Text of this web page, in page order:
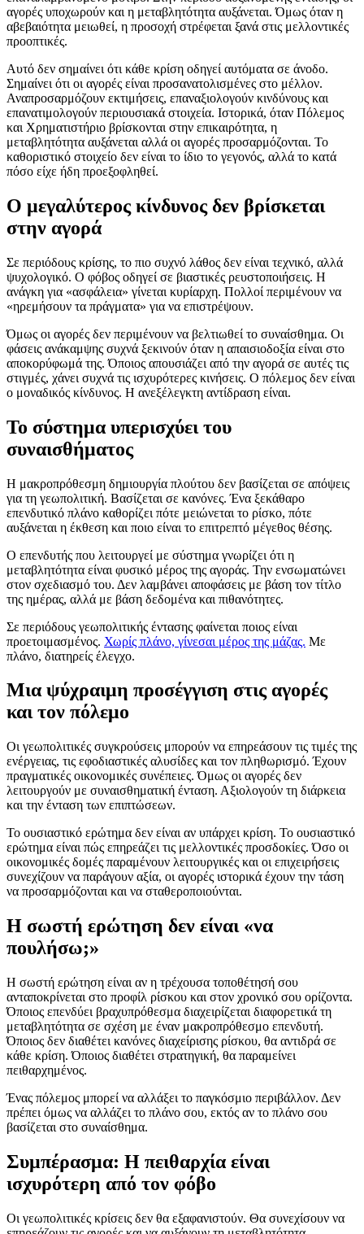
αγορές υποχωρούν και η μεταβλητότητα αυξάνεται. Όμως όταν η
αβεβαιότητα μειωθεί, η προσοχή στρέφεται ξανά στις μελλοντικές
προοπτικές.
Αυτό δεν σημαίνει ότι κάθε κρίση οδηγεί αυτόματα σε άνοδο.
Σημαίνει ότι οι αγορές είναι προσανατολισμένες στο μέλλον.
Αναπροσαρμόζουν εκτιμήσεις, επαναξιολογούν κινδύνους και
επανατιμολογούν περιουσιακά στοιχεία. Ιστορικά, όταν Πόλεμος
και Χρηματιστήριο βρίσκονται στην επικαιρότητα, η
μεταβλητότητα αυξάνεται αλλά οι αγορές προσαρμόζονται. Το
καθοριστικό στοιχείο δεν είναι το ίδιο το γεγονός, αλλά το κατά
πόσο είχε ήδη προεξοφληθεί.
Ο μεγαλύτερος κίνδυνος δεν βρίσκεται
στην αγορά
Σε περιόδους κρίσης, το πιο συχνό λάθος δεν είναι τεχνικό, αλλά
ψυχολογικό. Ο φόβος οδηγεί σε βιαστικές ρευστοποιήσεις. Η
ανάγκη για «ασφάλεια» γίνεται κυρίαρχη. Πολλοί περιμένουν να
«ηρεμήσουν τα πράγματα» για να επιστρέψουν.
Όμως οι αγορές δεν περιμένουν να βελτιωθεί το συναίσθημα. Οι
φάσεις ανάκαμψης συχνά ξεκινούν όταν η απαισιοδοξία είναι στο
αποκορύφωμά της. Όποιος απουσιάζει από την αγορά σε αυτές τις
στιγμές, χάνει συχνά τις ισχυρότερες κινήσεις. Ο πόλεμος δεν είναι
ο μοναδικός κίνδυνος. Η ανεξέλεγκτη αντίδραση είναι.
Το σύστημα υπερισχύει του
συναισθήματος
Η μακροπρόθεσμη δημιουργία πλούτου δεν βασίζεται σε απόψεις
για τη γεωπολιτική. Βασίζεται σε κανόνες. Ένα ξεκάθαρο
επενδυτικό πλάνο καθορίζει πότε μειώνεται το ρίσκο, πότε
αυξάνεται η έκθεση και ποιο είναι το επιτρεπτό μέγεθος θέσης.
Ο επενδυτής που λειτουργεί με σύστημα γνωρίζει ότι η
μεταβλητότητα είναι φυσικό μέρος της αγοράς. Την ενσωματώνει
στον σχεδιασμό του. Δεν λαμβάνει αποφάσεις με βάση τον τίτλο
της ημέρας, αλλά με βάση δεδομένα και πιθανότητες.
Σε περιόδους γεωπολιτικής έντασης φαίνεται ποιος είναι
προετοιμασμένος. Χωρίς πλάνο, γίνεσαι μέρος της μάζας. Με
πλάνο, διατηρείς έλεγχο.
Μια ψύχραιμη προσέγγιση στις αγορές
και τον πόλεμο
Οι γεωπολιτικές συγκρούσεις μπορούν να επηρεάσουν τις τιμές της
ενέργειας, τις εφοδιαστικές αλυσίδες και τον πληθωρισμό. Έχουν
πραγματικές οικονομικές συνέπειες. Όμως οι αγορές δεν
λειτουργούν με συναισθηματική ένταση. Αξιολογούν τη διάρκεια
και την ένταση των επιπτώσεων.
Το ουσιαστικό ερώτημα δεν είναι αν υπάρχει κρίση. Το ουσιαστικό
ερώτημα είναι πώς επηρεάζει τις μελλοντικές προσδοκίες. Όσο οι
οικονομικές δομές παραμένουν λειτουργικές και οι επιχειρήσεις
συνεχίζουν να παράγουν αξία, οι αγορές ιστορικά έχουν την τάση
να προσαρμόζονται και να σταθεροποιούνται.
Η σωστή ερώτηση δεν είναι «να
πουλήσω;»
Η σωστή ερώτηση είναι αν η τρέχουσα τοποθέτησή σου
ανταποκρίνεται στο προφίλ ρίσκου και στον χρονικό σου ορίζοντα.
Όποιος επενδύει βραχυπρόθεσμα διαχειρίζεται διαφορετικά τη
μεταβλητότητα σε σχέση με έναν μακροπρόθεσμο επενδυτή.
Όποιος δεν διαθέτει κανόνες διαχείρισης ρίσκου, θα αντιδρά σε
κάθε κρίση. Όποιος διαθέτει στρατηγική, θα παραμείνει
πειθαρχημένος.
Ένας πόλεμος μπορεί να αλλάξει το παγκόσμιο περιβάλλον. Δεν
πρέπει όμως να αλλάζει το πλάνο σου, εκτός αν το πλάνο σου
βασίζεται στο συναίσθημα.
Συμπέρασμα: Η πειθαρχία είναι
ισχυρότερη από τον φόβο
Οι γεωπολιτικές κρίσεις δεν θα εξαφανιστούν. Θα συνεχίσουν να